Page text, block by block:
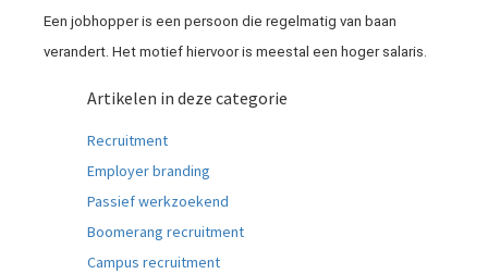
Een jobhopper is een persoon die regelmatig van baan
verandert. Het motief hiervoor is meestal een hoger salaris.
Artikelen in deze categorie
Recruitment
Employer branding
Passief werkzoekend
Boomerang recruitment
Campus recruitment